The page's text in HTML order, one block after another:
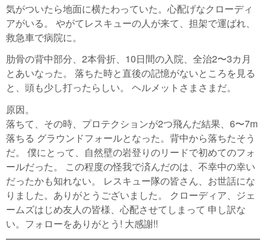
気がついたら地面に横たわっていた。心配げなクローディ
アがいる。 やがてレスキューの人が来て、担架で運ばれ、
救急車で病院に。
肋骨の背中部分、2本骨折、10日間の入院、全治2〜3カ月
とあいなった。 落ちた時と直後の記憶がないところを見る
と、頭も少し打ったらしい。 ヘルメットさまさまだ。
原因。
落ちて、その時、プロテクションが2つ飛んだ結果、6〜7m
落ちる グラウンドフォールとなった。背中から落ちたそう
だ。 僕にとって、自然壁の岩登りのリードで初めてのフォ
ールだった。 この程度の怪我で済んだのは、不幸中の幸い
だったかも知れない。 レスキュー隊の皆さん、お世話にな
りました。ありがとうございました。 クローディア、ジェ
ームズはじめ友人の皆様、心配させてしまって 申し訳な
い。フォローをありがとう! 大感謝!!